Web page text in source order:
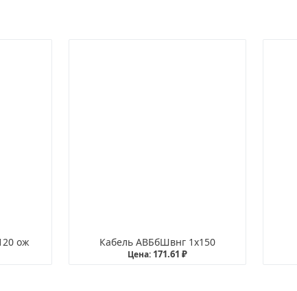
ож Кабель АВБбШвнг 1х150
Цена: 171.61 ₽